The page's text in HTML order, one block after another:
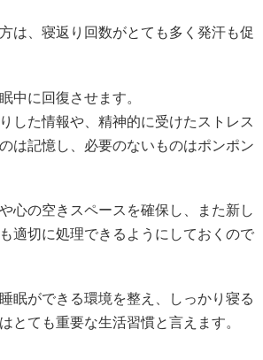
は、寝返り回数がとても多く発汗も促
中に回復させます。
した情報や、精神的に受けたストレス
は記憶し、必要のないものはポンポン
心の空きスペースを確保し、また新し
適切に処理できるようにしておくので
眠ができる環境を整え、しっかり寝る
とても重要な生活習慣と言えます。